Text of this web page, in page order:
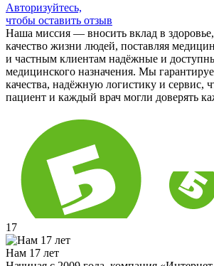
Авторизуйтесь,
чтобы оставить отзыв
Наша миссия — вносить вклад в
качество жизни людей, поставляя
и частным клиентам надёжные и
медицинского назначения. Мы
качества, надёжную логистику и сервис,
пациент и каждый врач могли доверять
17
Нам 17 лет